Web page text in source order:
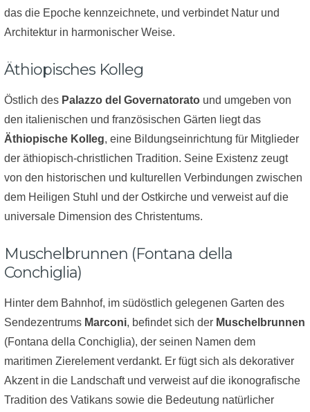
das die Epoche kennzeichnete, und verbindet Natur und
Architektur in harmonischer Weise.
Äthiopisches Kolleg
Östlich des Palazzo del Governatorato und umgeben von
den italienischen und französischen Gärten liegt das
Äthiopische Kolleg, eine Bildungseinrichtung für Mitglieder
der äthiopisch-christlichen Tradition. Seine Existenz zeugt
von den historischen und kulturellen Verbindungen zwischen
dem Heiligen Stuhl und der Ostkirche und verweist auf die
universale Dimension des Christentums.
Muschelbrunnen (Fontana della
Conchiglia)
Hinter dem Bahnhof, im südöstlich gelegenen Garten des
Sendezentrums Marconi, befindet sich der Muschelbrunnen
(Fontana della Conchiglia), der seinen Namen dem
maritimen Zierelement verdankt. Er fügt sich als dekorativer
Akzent in die Landschaft und verweist auf die ikonografische
Tradition des Vatikans sowie die Bedeutung natürlicher